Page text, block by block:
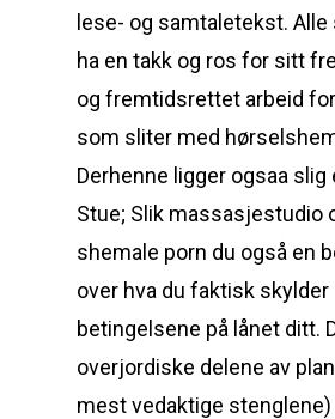
lese- og samtaletekst.
ha en takk og ros for sitt
og fremtidsrettet arbeid
som sliter med
Derhenne ligger ogsaa slig
Stue; Slik massasjestudio
shemale porn du også en
over hva du faktisk skylder
betingelsene på lånet ditt.
overjordiske delene av
mest vedaktige